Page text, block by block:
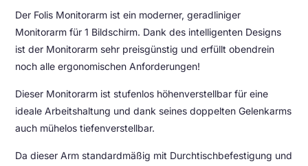
Der Folis Monitorarm ist ein moderner, geradliniger
Monitorarm für 1 Bildschirm. Dank des intelligenten Designs
ist der Monitorarm sehr preisgünstig und erfüllt obendrein
noch alle ergonomischen Anforderungen!
Dieser Monitorarm ist stufenlos höhenverstellbar für eine
ideale Arbeitshaltung und dank seines doppelten Gelenkarms
auch mühelos tiefenverstellbar.
Da dieser Arm standardmäßig mit Durchtischbefestigung und